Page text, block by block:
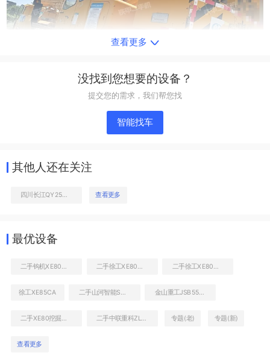
查看更多
没找到您想要的设备？
提交您的需求，我们帮您找
智能找车
其他人还在关注
四川长江QY25起重机 查看更多
最优设备
徐工XE85CA
专题(老) 专题(新)
查看更多